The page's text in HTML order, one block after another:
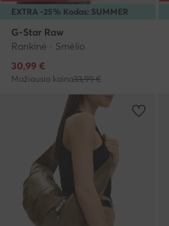
EXTRA -25% Kodas: SUMMER
G-Star Raw
Rankinė · Smėlio
Dabartinė kaina
30,99 €
Mažiausia kaina33,99 €